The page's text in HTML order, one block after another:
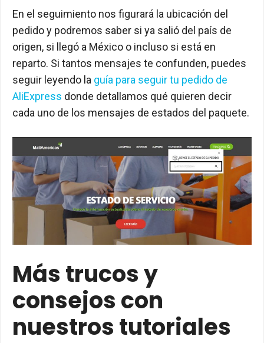
En el seguimiento nos figurará la ubicación del
pedido y podremos saber si ya salió del país de
origen, si llegó a México o incluso si está en
reparto. Si tantos mensajes te confunden, puedes
seguir leyendo la guía para seguir tu pedido de
AliExpress donde detallamos qué quieren decir
cada uno de los mensajes de estados del paquete.
Más trucos y
consejos con
nuestros tutoriales